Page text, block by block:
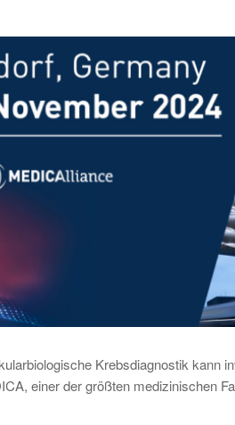
Krebsdiagnostik kann
einer der größten medizinischen